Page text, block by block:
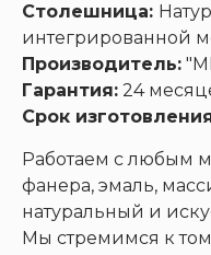
Столешница:
интегрированной
Производитель:
Гарантия: 24
Срок
Работаем с любым
фанера, эмаль,
натуральный и
Мы стремимся к